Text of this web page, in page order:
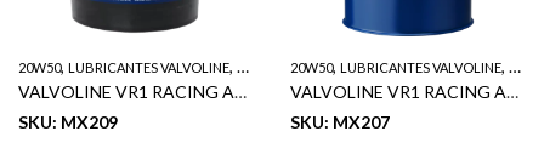
20W50, LUBRICANTES VALVOLINE, VR1
VALVOLINE VR1 RACING ACEITE DE MOTOR SAE 20W50 5GL
SKU: MX209
20W50, LUBRICANTES VALVOLINE, VR1
VALVOLINE VR1 RACING ACEITE DE MOTOR SAE 20W50 55GL
SKU: MX207